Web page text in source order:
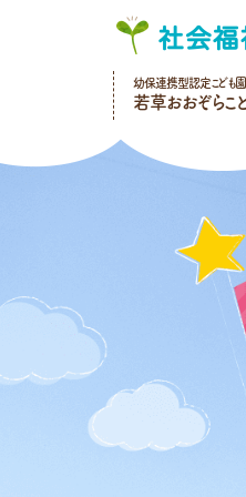
幼保連携型認定こども園
若草おおぞらこ